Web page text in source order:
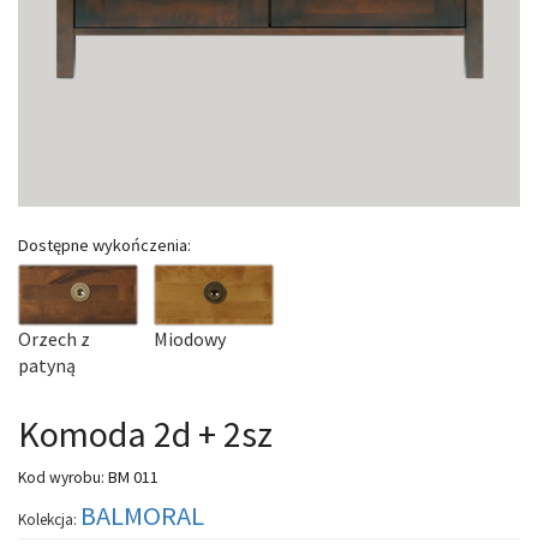
Dostępne wykończenia:
Orzech z
patyną
Miodowy
Komoda 2d + 2sz
Kod wyrobu: BM 011
Kolekcja: BALMORAL